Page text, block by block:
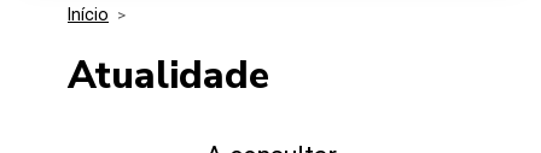
Media Kit
Eventos
Início >
Atualidade